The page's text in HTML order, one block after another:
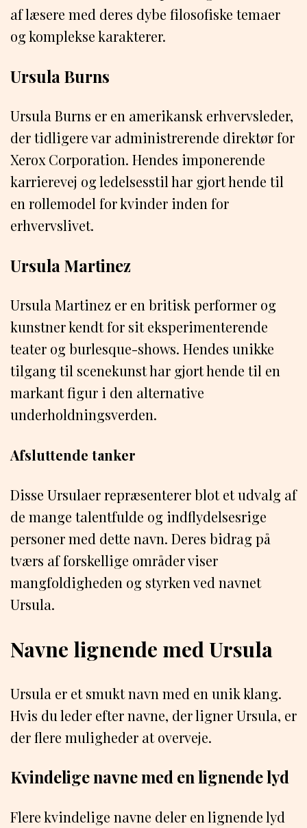
af læsere med deres dybe filosofiske temaer
og komplekse karakterer.
Ursula Burns
Ursula Burns er en amerikansk erhvervsleder,
der tidligere var administrerende direktør for
Xerox Corporation. Hendes imponerende
karrierevej og ledelsesstil har gjort hende til
en rollemodel for kvinder inden for
erhvervslivet.
Ursula Martinez
Ursula Martinez er en britisk performer og
kunstner kendt for sit eksperimenterende
teater og burlesque-shows. Hendes unikke
tilgang til scenekunst har gjort hende til en
markant figur i den alternative
underholdningsverden.
Afsluttende tanker
Disse Ursulaer repræsenterer blot et udvalg af
de mange talentfulde og indflydelsesrige
personer med dette navn. Deres bidrag på
tværs af forskellige områder viser
mangfoldigheden og styrken ved navnet
Ursula.
Navne lignende med Ursula
Ursula er et smukt navn med en unik klang.
Hvis du leder efter navne, der ligner Ursula, er
der flere muligheder at overveje.
Kvindelige navne med en lignende lyd
Flere kvindelige navne deler en lignende lyd